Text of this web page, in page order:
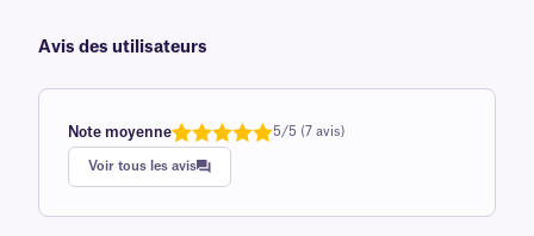
Avis des utilisateurs
Note moyenne
Note
sur 5
basée sur
1
5/5 (7 avis)
Voir tous les avis